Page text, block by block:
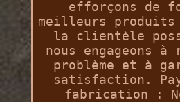
efforçons de
meilleurs
la clientèle
nous engageons
problème et à
satisfaction.
fabrication :